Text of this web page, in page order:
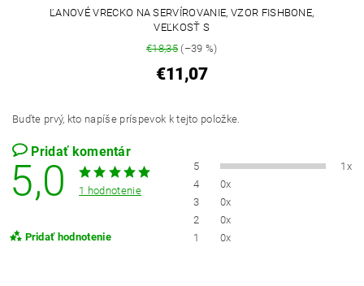
ĽANOVÉ VRECKO NA SERVÍROVANIE, VZOR FISHBONE,
VEĽKOSŤ S
€18,35(–39 %)
€11,07
Buďte prvý, kto napíše príspevok k tejto položke.
Pridať komentár
5,0 1 hodnotenie
Pridať hodnotenie
5
1x
4
0x
3
0x
2
0x
1
0x